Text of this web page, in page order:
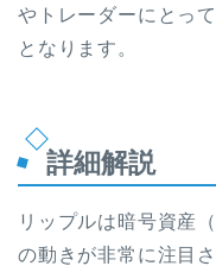
やトレーダーにとっ
となります。
詳細解説
リップルは暗号資産
の動きが非常に注目